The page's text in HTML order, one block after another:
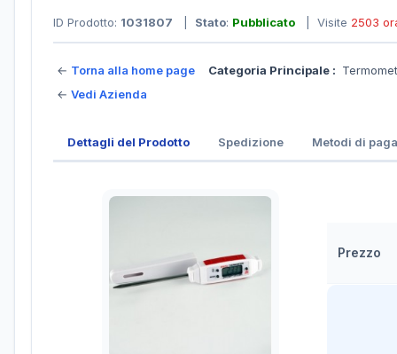
ID Prodotto: 1031807 Stato: Pubblicato | Visite 2503
← Torna alla home page
← Vedi Azienda
Categoria Principale :
Dettagli del Prodotto Spedizione Metodi di
Prezzo